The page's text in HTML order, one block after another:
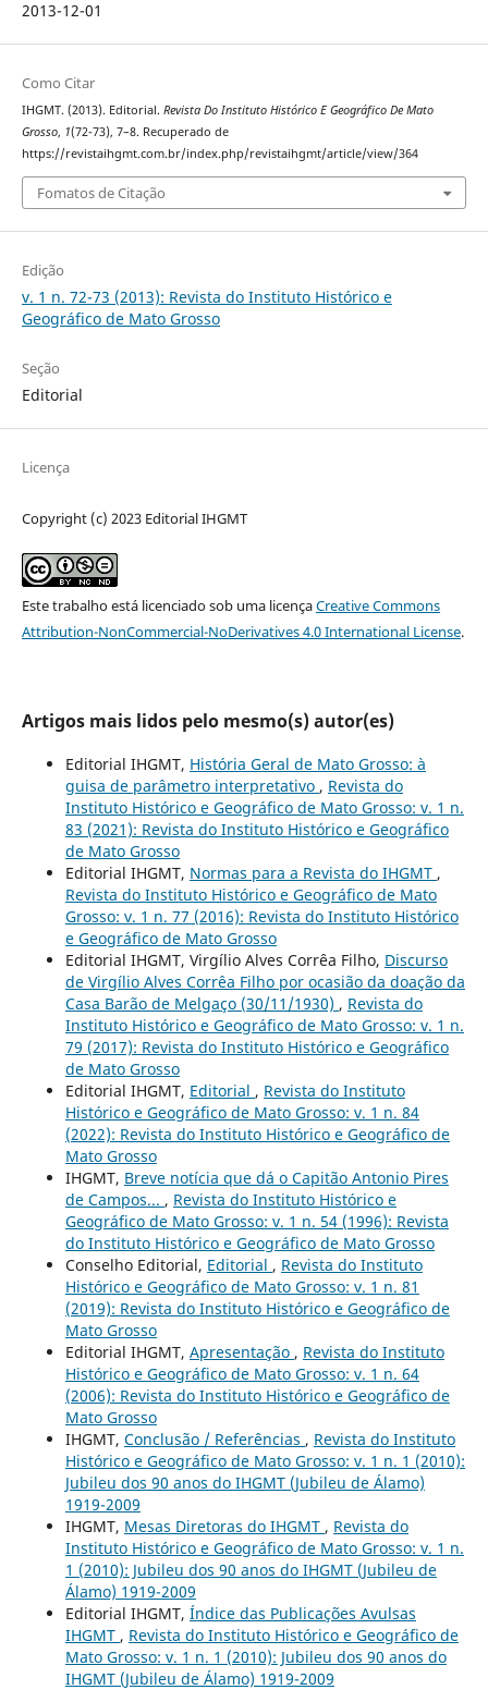
2013-12-01
Como Citar
IHGMT. (2013). Editorial. Revista Do Instituto Histórico E Geográfico De Mato
Grosso, 1(72-73), 7–8. Recuperado de
https://revistaihgmt.com.br/index.php/revistaihgmt/article/view/364
Fomatos de Citação
Edição
v. 1 n. 72-73 (2013): Revista do Instituto Histórico e
Geográfico de Mato Grosso
Seção
Editorial
Licença
Copyright (c) 2023 Editorial IHGMT
Este trabalho está licenciado sob uma licençaCreative Commons
Attribution-NonCommercial-NoDerivatives 4.0 International License.
Artigos mais lidos pelo mesmo(s) autor(es)
Editorial IHGMT, História Geral de Mato Grosso: à
guisa de parâmetro interpretativo , Revista do
Instituto Histórico e Geográfico de Mato Grosso: v. 1 n.
83 (2021): Revista do Instituto Histórico e Geográfico
de Mato Grosso
Editorial IHGMT, Normas para a Revista do IHGMT ,
Revista do Instituto Histórico e Geográfico de Mato
Grosso: v. 1 n. 77 (2016): Revista do Instituto Histórico
e Geográfico de Mato Grosso
Editorial IHGMT, Virgílio Alves Corrêa Filho, Discurso
de Virgílio Alves Corrêa Filho por ocasião da doação da
Casa Barão de Melgaço (30/11/1930) , Revista do
Instituto Histórico e Geográfico de Mato Grosso: v. 1 n.
79 (2017): Revista do Instituto Histórico e Geográfico
de Mato Grosso
Editorial IHGMT, Editorial , Revista do Instituto
Histórico e Geográfico de Mato Grosso: v. 1 n. 84
(2022): Revista do Instituto Histórico e Geográfico de
Mato Grosso
IHGMT, Breve notícia que dá o Capitão Antonio Pires
de Campos... , Revista do Instituto Histórico e
Geográfico de Mato Grosso: v. 1 n. 54 (1996): Revista
do Instituto Histórico e Geográfico de Mato Grosso
Conselho Editorial, Editorial , Revista do Instituto
Histórico e Geográfico de Mato Grosso: v. 1 n. 81
(2019): Revista do Instituto Histórico e Geográfico de
Mato Grosso
Editorial IHGMT, Apresentação , Revista do Instituto
Histórico e Geográfico de Mato Grosso: v. 1 n. 64
(2006): Revista do Instituto Histórico e Geográfico de
Mato Grosso
IHGMT, Conclusão / Referências , Revista do Instituto
Histórico e Geográfico de Mato Grosso: v. 1 n. 1 (2010):
Jubileu dos 90 anos do IHGMT (Jubileu de Álamo)
1919-2009
IHGMT, Mesas Diretoras do IHGMT , Revista do
Instituto Histórico e Geográfico de Mato Grosso: v. 1 n.
1 (2010): Jubileu dos 90 anos do IHGMT (Jubileu de
Álamo) 1919-2009
Editorial IHGMT, Índice das Publicações Avulsas
IHGMT , Revista do Instituto Histórico e Geográfico de
Mato Grosso: v. 1 n. 1 (2010): Jubileu dos 90 anos do
IHGMT (Jubileu de Álamo) 1919-2009